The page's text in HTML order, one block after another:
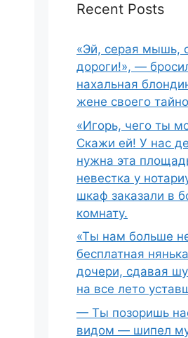
Recent Posts
«Эй, серая мышь,
дороги!», —
нахальная
жене своего
«Игорь, чего ты
Скажи ей! У нас
нужна эта
невестка у
шкаф заказали в
комнату.
«Ты нам больше
бесплатная
дочери, сдавая
на все лето
— Ты позоришь
видом — шипел